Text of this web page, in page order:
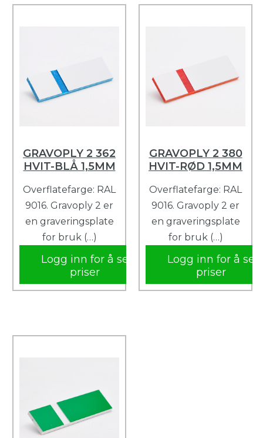
GRAVOPLY 2 362
HVIT-BLÅ 1,5MM
Overflatefarge: RAL
9016. Gravoply 2 er
en graveringsplate
for bruk (…)
Logg inn for å se
priser
GRAVOPLY 2 380
HVIT-RØD 1,5MM
Overflatefarge: RAL
9016. Gravoply 2 er
en graveringsplate
for bruk (…)
Logg inn for å se
priser